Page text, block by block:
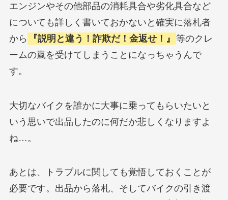
エンジンやその他部品の消耗具合や劣化具合など
についても詳しく書いておかないと確実に落札者
から
『説明と違う！詐欺だ！金返せ！』 等のクレ
ームの嵐を受けてしまうことになっちゃうんで
す。
大切なバイクを誰かに大事に乗ってもらいたいと
いう思いで出品したのに何だか悲しくなりますよ
ね…。
あとは、トラブルに関しても覚悟しておくことが
必要です。出品から落札、そしてバイクの引き渡